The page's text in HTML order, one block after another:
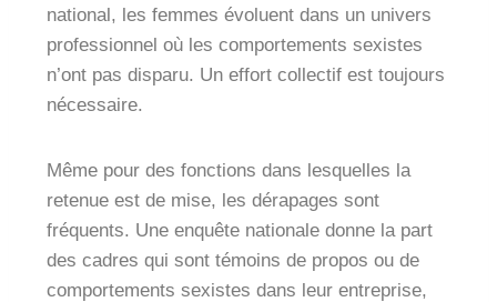
national, les femmes évoluent dans un univers
professionnel où les comportements sexistes
n’ont pas disparu. Un effort collectif est toujours
nécessaire.
Même pour des fonctions dans lesquelles la
retenue est de mise, les dérapages sont
fréquents. Une enquête nationale donne la part
des cadres qui sont témoins de propos ou de
comportements sexistes dans leur entreprise,